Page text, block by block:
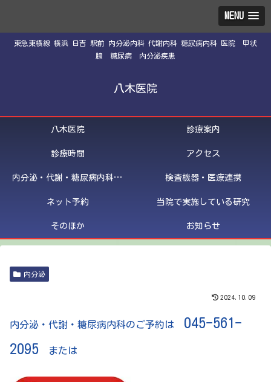
MENU
東急東横線 横浜 日吉 駅前 内分泌内科 代謝内科 糖尿病内科 医院 甲状
腺 糖尿病 内分泌疾患
八木医院
八木医院 診療案内
診療時間 アクセス
内分泌・代謝・糖尿病内科医紹介 検査機器・医療連携
ネット予約 当院で実施している研究
そのほか お知らせ
内分泌
2024.10.09
内分泌・代謝・糖尿病内科のご予約は 045-561-
2095
または